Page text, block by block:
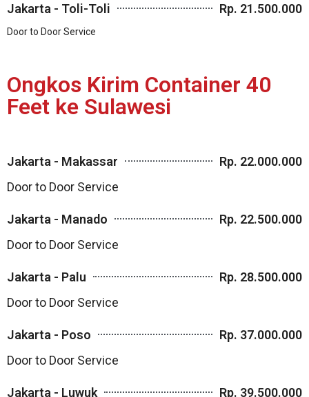
Jakarta - Toli-Toli Rp. 21.500.000
Door to Door Service
Ongkos Kirim Container 40
Feet ke Sulawesi
Jakarta - Makassar
Rp. 22.000.000
Door to Door Service
Jakarta - Manado
Rp. 22.500.000
Door to Door Service
Jakarta - Palu
Rp. 28.500.000
Door to Door Service
Jakarta - Poso
Rp. 37.000.000
Door to Door Service
Jakarta - Luwuk Rp. 39.500.000